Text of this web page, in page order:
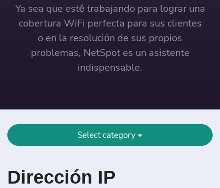
Ya sea que esté trabajando para lograr una
cobertura WiFi perfecta para sus clientes
o en la resolución de sus propios
problemas, NetSpot es un asistente
indispensable.
Select category
Dirección IP